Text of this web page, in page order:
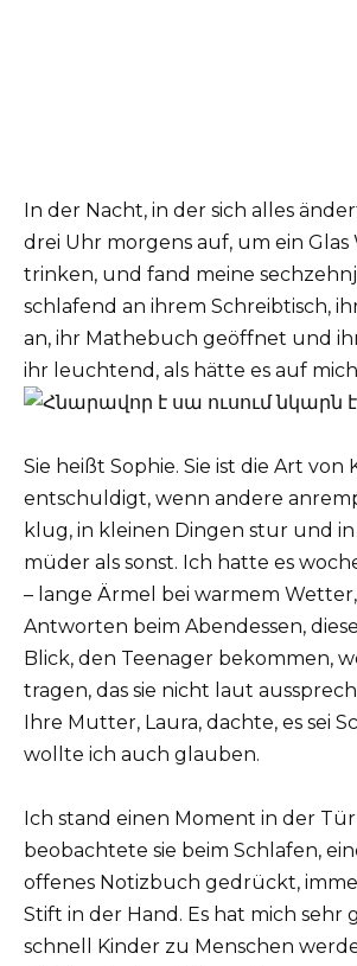
In der Nacht, in der sich alles
drei Uhr morgens auf, um ein Glas
trinken, und fand meine
schlafend an ihrem Schreibtisch,
an, ihr Mathebuch geöffnet und
ihr leuchtend, als hätte es auf
Sie heißt Sophie. Sie ist die Art von
entschuldigt, wenn andere
klug, in kleinen Dingen stur und
müder als sonst. Ich hatte es
– lange Ärmel bei warmem
Antworten beim Abendessen,
Blick, den Teenager bekommen,
tragen, das sie nicht laut
Ihre Mutter, Laura, dachte, es sei
wollte ich auch glauben.
Ich stand einen Moment in der
beobachtete sie beim Schlafen,
offenes Notizbuch gedrückt,
Stift in der Hand. Es hat mich sehr
schnell Kinder zu Menschen